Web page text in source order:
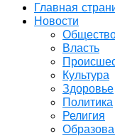
Главная
Новости
Власть
Культура
Здоровье
Политика
Религия